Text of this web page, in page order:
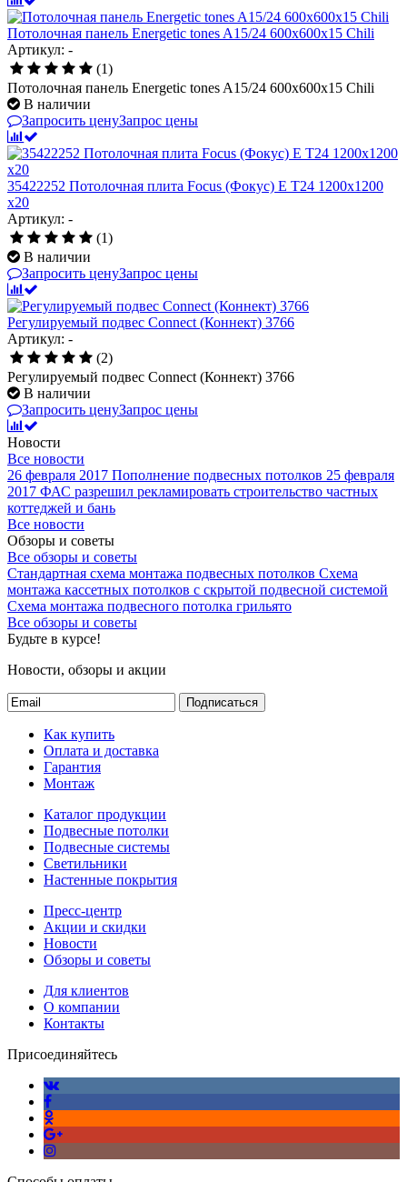
Потолочная панель Energetic tones A15/24 600x600x15 Chili
Артикул: -
(1)
Потолочная панель Energetic tones A15/24 600x600x15 Chili
В наличии
Запросить ценуЗапрос цены
35422252 Потолочная плита Focus (Фокус) E T24 1200x1200
x20
Артикул: -
(1)
В наличии
Запросить ценуЗапрос цены
Регулируемый подвес Connect (Коннект) 3766
Артикул: -
(2)
Регулируемый подвес Connect (Коннект) 3766
В наличии
Запросить ценуЗапрос цены
Новости
Все новости
26 февраля 2017 Пополнение подвесных потолков 25 февраля
2017 ФАС разрешил рекламировать строительство частных
коттеджей и бань
Все новости
Обзоры и советы
Все обзоры и советы
Стандартная схема монтажа подвесных потолков Схема
монтажа кассетных потолков с скрытой подвесной системой
Схема монтажа подвесного потолка грильято
Все обзоры и советы
Будьте в курсе!
Новости, обзоры и акции
Подписаться
Как купить
Оплата и доставка
Гарантия
Монтаж
Каталог продукции
Подвесные потолки
Подвесные системы
Светильники
Настенные покрытия
Пресс-центр
Акции и скидки
Новости
Обзоры и советы
Для клиентов
О компании
Контакты
Присоединяйтесь